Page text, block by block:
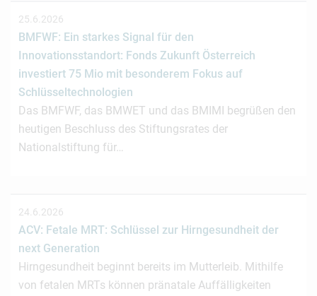
25.6.2026
BMFWF: Ein starkes Signal für den
Innovationsstandort: Fonds Zukunft Österreich
investiert 75 Mio mit besonderem Fokus auf
Schlüsseltechnologien
Das BMFWF, das BMWET und das BMIMI begrüßen den
heutigen Beschluss des Stiftungsrates der
Nationalstiftung für…
24.6.2026
ACV: Fetale MRT: Schlüssel zur Hirngesundheit der
next Generation
Hirngesundheit beginnt bereits im Mutterleib. Mithilfe
von fetalen MRTs können pränatale Auffälligkeiten